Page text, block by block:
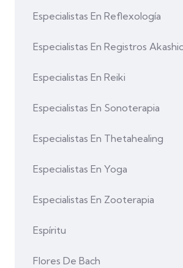
Especialistas En Reflexología
Especialistas En Registros
Especialistas En Reiki
Especialistas En Sonoterapia
Especialistas En Thetahealing
Especialistas En Yoga
Especialistas En Zooterapia
Espíritu
Flores De Bach